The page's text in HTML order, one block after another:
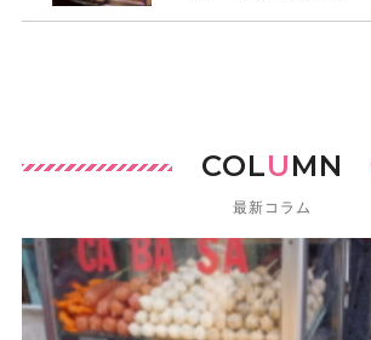
COLUMN
最新コラム